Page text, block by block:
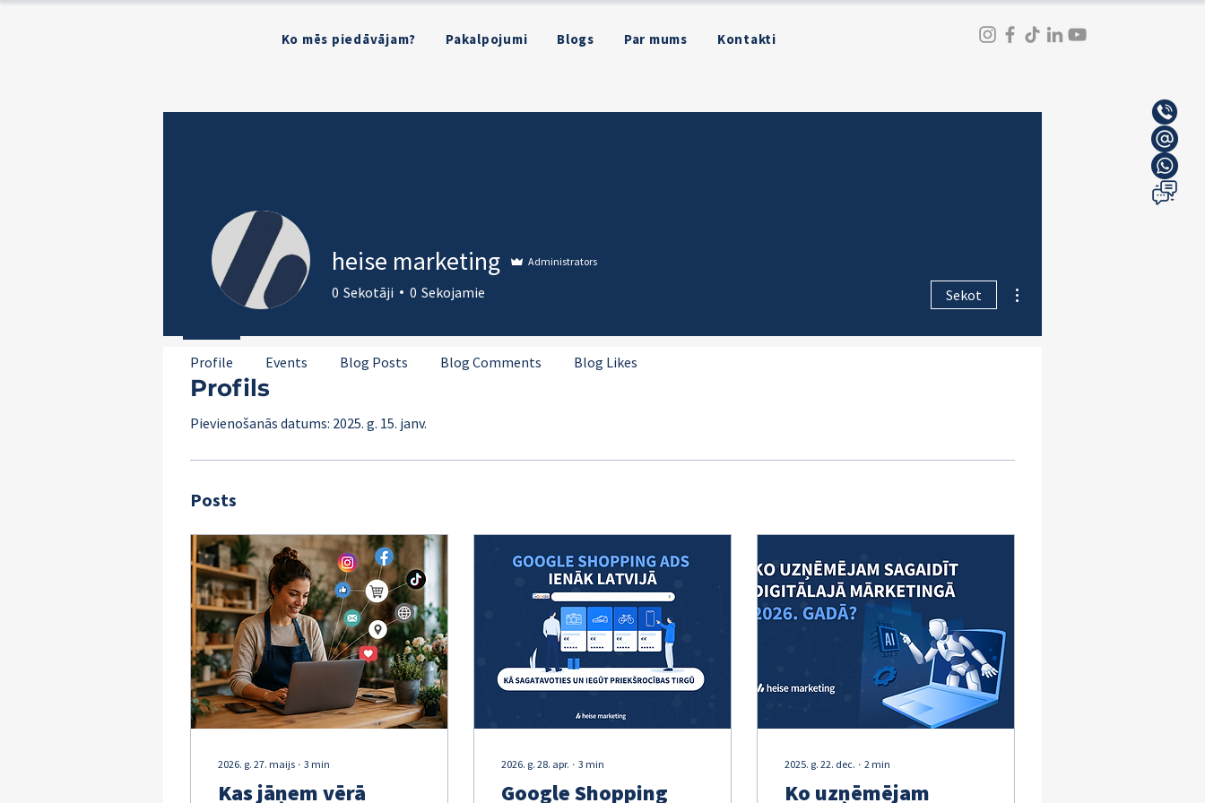
Ko mēs piedāvājam? Pakalpojumi Blogs Par mums Kontakti
Profils
Pievienošanās datums: 2025. g. 15. janv.
Posts
2026. g. 27. maijs ∙ 3 min
Kas jāņem vērā
2026. g. 28. apr. ∙ 3 min
Google Shopping
2025. g. 22. dec. ∙ 2 min
Ko uzņēmējam
heise marketing Administrators
0 Sekotāji 0 Sekojamie Sekot
Profile Events Blog Posts Blog Comments Blog Likes